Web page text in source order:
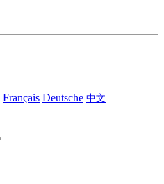
Français Deutsche 中文